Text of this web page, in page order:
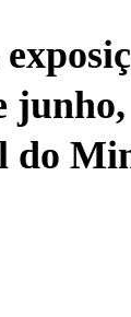
do